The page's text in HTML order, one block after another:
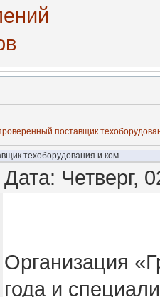
поставщик
техоборудования и ком
Дата: Четверг,
Организация
года и